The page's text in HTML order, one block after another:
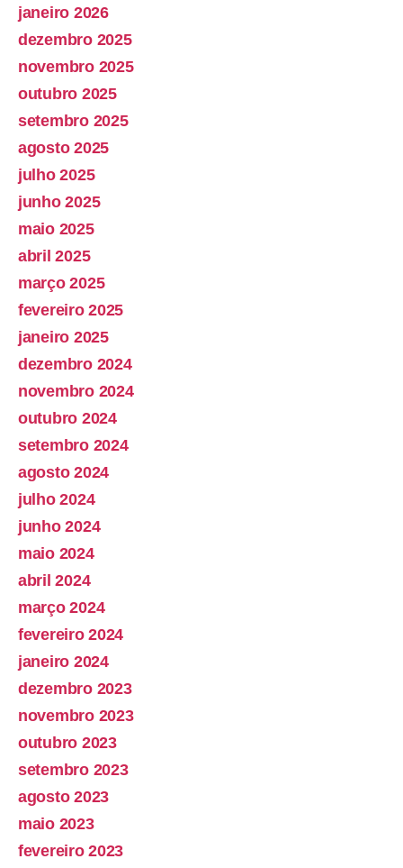
janeiro 2026
dezembro 2025
novembro 2025
outubro 2025
setembro 2025
agosto 2025
julho 2025
junho 2025
maio 2025
abril 2025
março 2025
fevereiro 2025
janeiro 2025
dezembro 2024
novembro 2024
outubro 2024
setembro 2024
agosto 2024
julho 2024
junho 2024
maio 2024
abril 2024
março 2024
fevereiro 2024
janeiro 2024
dezembro 2023
novembro 2023
outubro 2023
setembro 2023
agosto 2023
maio 2023
fevereiro 2023